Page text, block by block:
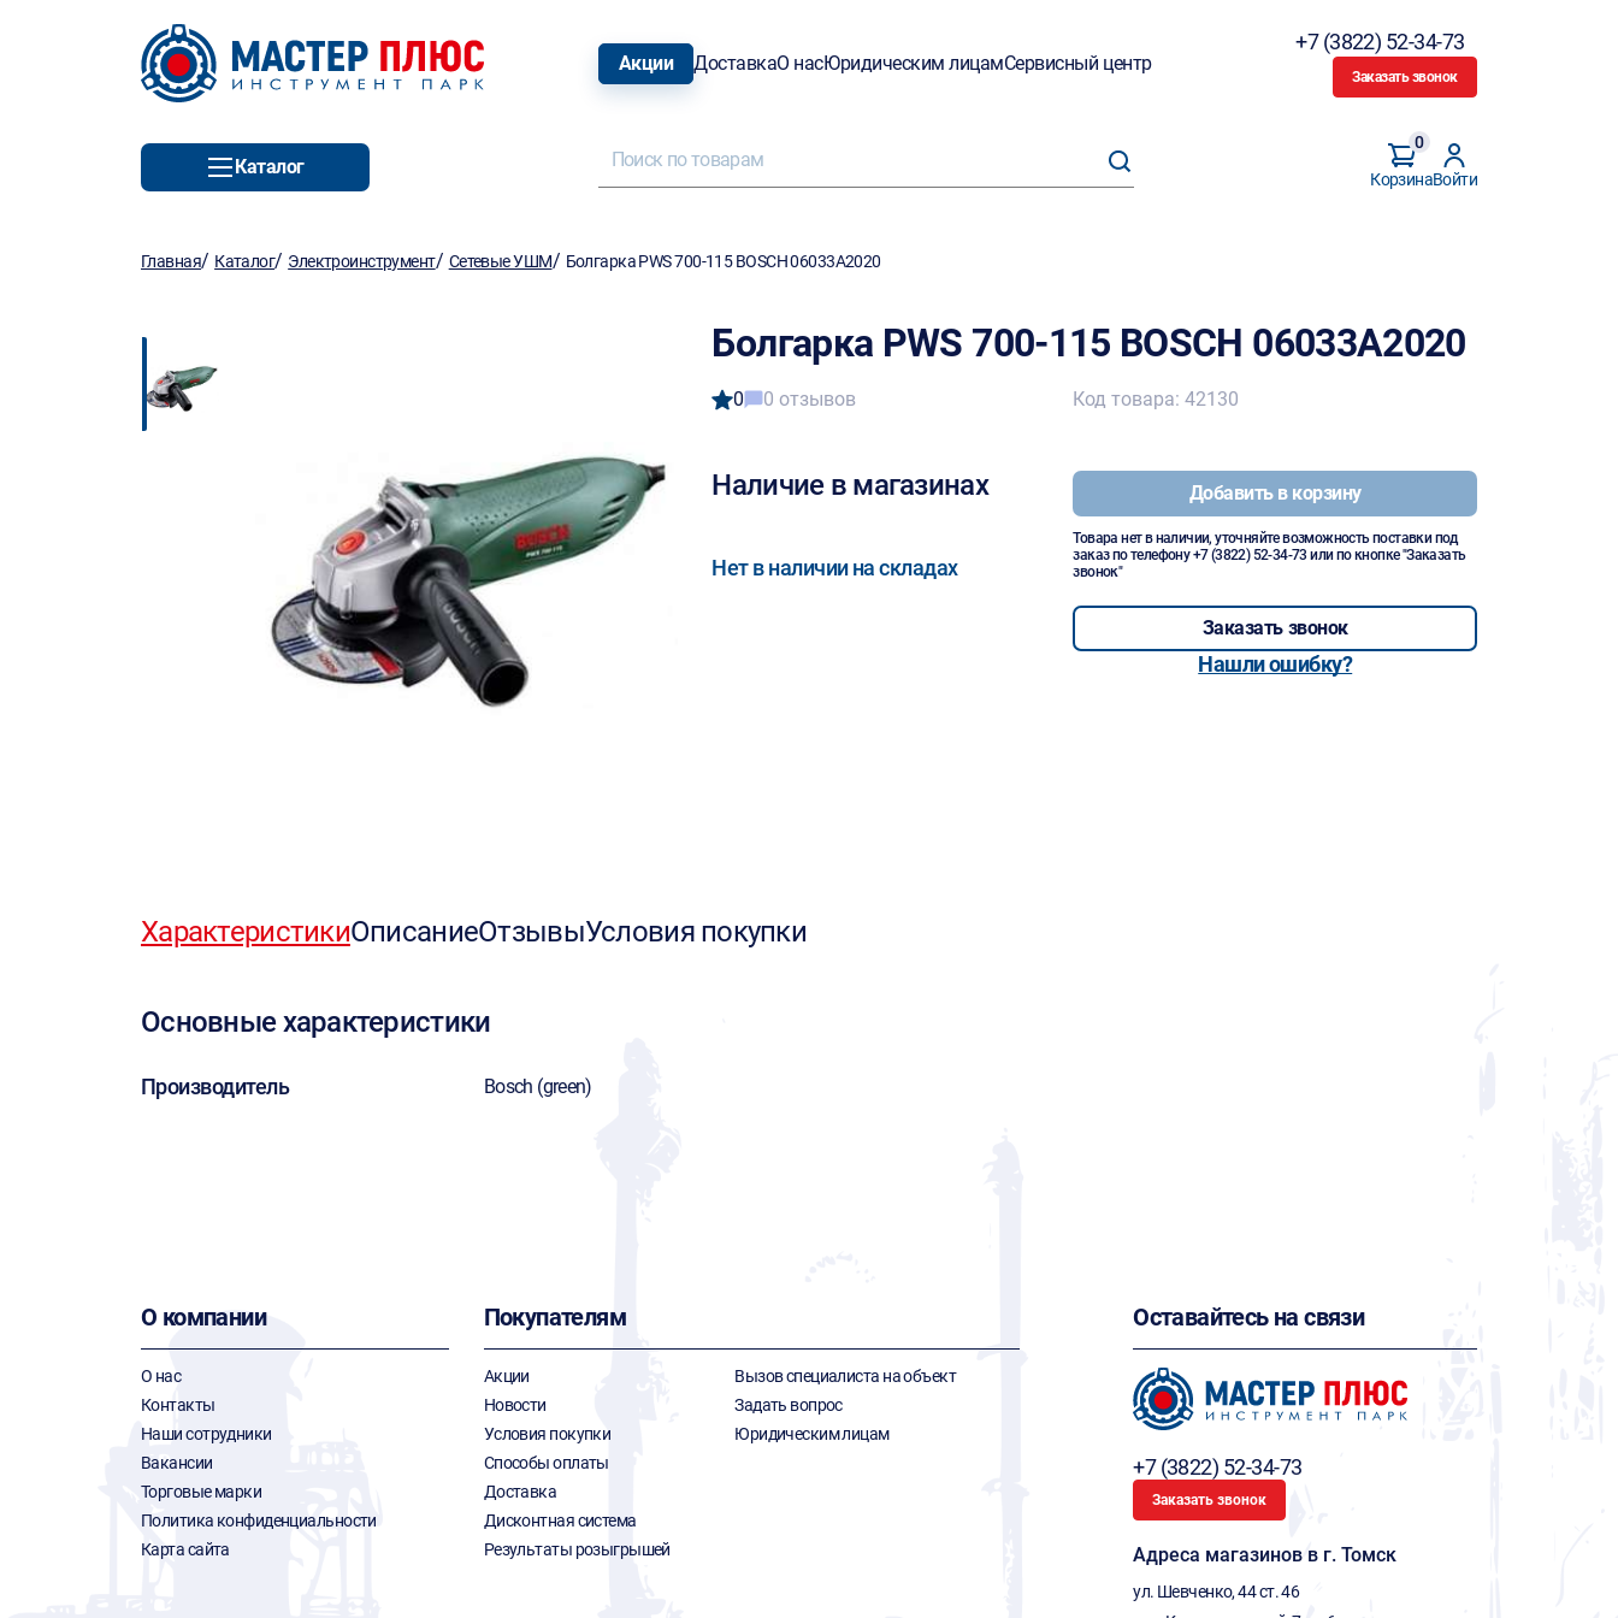
Акции ДоставкаО насЮридическим лицамСервисный центр
+7 (3822) 52-34-73
Заказать звонок
Каталог
Корзина
0
Войти
Главная/ Каталог/ Электроинструмент/ Сетевые УШМ/ Болгарка PWS 700-115 BOSCH 06033A2020
Болгарка PWS 700-115 BOSCH 06033A2020
0 0 отзывов
Наличие в магазинах
Нет в наличии на складах
Код товара: 42130
Добавить в корзину
Товара нет в наличии, уточняйте возможность поставки под
заказ по телефону+7 (3822) 52-34-73 или по кнопке "Заказать
звонок"
Заказать звонок
Нашли ошибку?
ХарактеристикиОписаниеОтзывыУсловия покупки
Основные характеристики
Производитель Bosch (green)
О компании
О нас
Контакты
Наши сотрудники
Вакансии
Торговые марки
Политика конфиденциальности
Карта сайта
Покупателям
Акции
Новости
Условия покупки
Способы оплаты
Доставка
Дисконтная система
Результаты розыгрышей
Вызов специалиста на объект
Задать вопрос
Юридическим лицам
Оставайтесь на связи
+7 (3822) 52-34-73
Заказать звонок
Адреса магазинов в г. Томск
ул. Шевченко, 44 ст. 46